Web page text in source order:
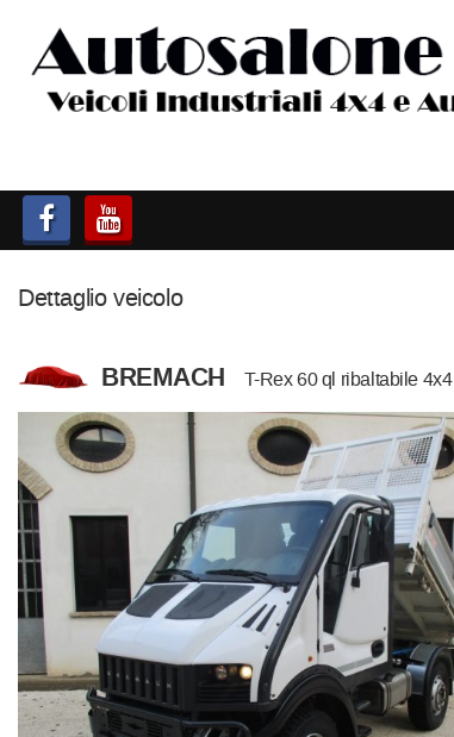
HOME
AUTOCARRI FINO A 75T
AUTO
IMBARCAZIONI
ACQUISTIAMO USATO
ASSISTENZA
CONTATTI
Dettaglio veicolo
BREMACH T-Rex 60 ql ribaltabile 4x4